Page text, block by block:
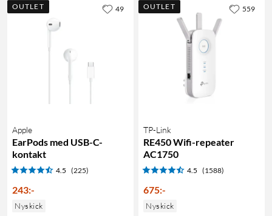
OUTLET
Apple
EarPods med USB-C-
kontakt
4.5 (225)
243:-
Nyskick
49 OUTLET
TP-Link
RE450 Wifi-repeater
AC1750
4.5 (1588)
675:-
Nyskick
559